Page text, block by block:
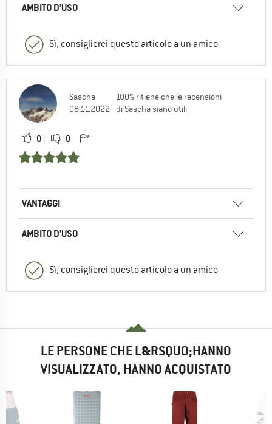
AMBITO D’USO
Sì, consiglierei questo articolo a un amico
Sascha
08.11.2022
100% ritiene che le recensioni
di Sascha siano utili
0 0
VANTAGGI
AMBITO D’USO
Sì, consiglierei questo articolo a un amico
LE PERSONE CHE L&RSQUO;HANNO
VISUALIZZATO, HANNO ACQUISTATO